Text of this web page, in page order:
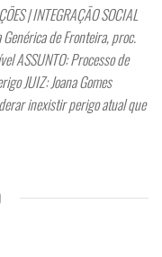
| INTEGRAÇÃO SOCIAL
de Fronteira, proc.
ASSUNTO: Processo de
JUIZ: Joana Gomes
inexistir perigo atual que